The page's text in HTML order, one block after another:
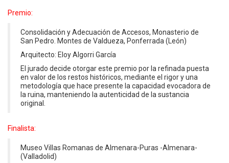
Premio:
Consolidación y Adecuación de Accesos, Monasterio de
San Pedro. Montes de Valdueza, Ponferrada (León)
Arquitecto: Eloy Algorri García
El jurado decide otorgar este premio por la refinada puesta
en valor de los restos históricos, mediante el rigor y una
metodología que hace presente la capacidad evocadora de
la ruina, manteniendo la autenticidad de la sustancia
original.
Finalista:
Museo Villas Romanas de Almenara-Puras -Almenara-
(Valladolid)